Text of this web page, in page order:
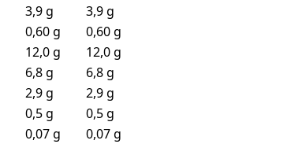
3,9 g
3,9 g
0,60 g
0,60 g
12,0 g
12,0 g
6,8 g
6,8 g
2,9 g
2,9 g
0,5 g
0,5 g
0,07 g
0,07 g